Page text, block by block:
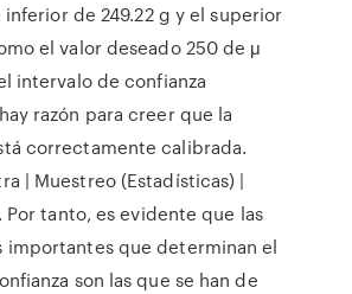
de 249.22 g y el superior
el valor deseado 250 de μ
intervalo de confianza
razón para creer que la
correctamente calibrada.
| Muestreo (Estadísticas) |
Por tanto, es evidente que las
importantes que determinan el
son las que se han de